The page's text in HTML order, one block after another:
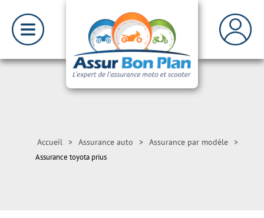
Accueil > Assurance auto > Assurance par modèle >
Assurance toyota prius